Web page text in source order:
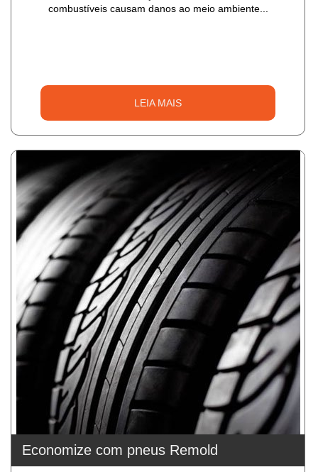
combustíveis causam danos ao meio ambiente...
LEIA MAIS
Economize com pneus Remold